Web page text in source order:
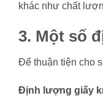
khác như chất
3. Một số
Để thuận tiện cho
Định lượng giấy